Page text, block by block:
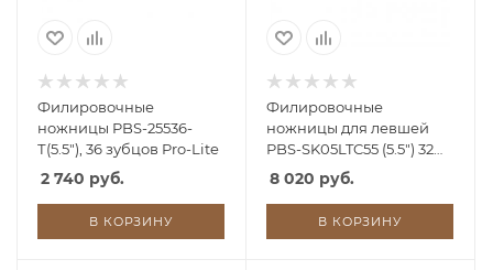
Филировочные
ножницы PBS-25536-
Т(5.5"), 36 зубцов Pro-Lite
2 740 руб.
В КОРЗИНУ
Филировочные
ножницы для левшей
PBS-SK05LTC55 (5.5") 32
зуба
8 020 руб.
В КОРЗИНУ